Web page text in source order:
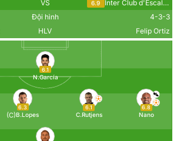
VS 6.9
Inter Club d'Escaldes
Đội hình
4-3-3
HLV Felip Ortiz
6.1
N.García
6.3
(C)B.Lopes
6.1
C.Rutjens
6.8
Nano